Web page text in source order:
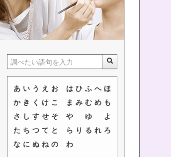
あ い う え お
か き く け こ
さ し す せ そ
た ち つ て と
な に ぬ ね の
は ひ ふ へ ほ
ま み む め も
や
ゆ
よ
ら り る れ ろ
わ